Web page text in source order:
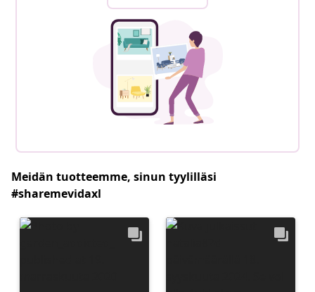
Meidän tuotteemme, sinun tyylilläsi
#sharemevidaxl